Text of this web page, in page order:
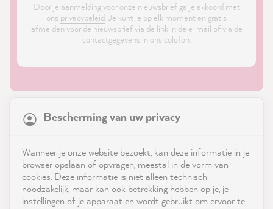
Door je aanmelding voor onze nieuwsbrief ga je akkoord met
ons privacybeleid. Je kunt je op elk moment en gratis
afmelden voor de nieuwsbrief via de link in de e-mail of via de
contactgegevens in ons colofon.
Service
Neem contact op met
Bescherming van uw privacy
Wanneer je onze website bezoekt, kan deze informatie in je
browser opslaan of opvragen, meestal in de vorm van
cookies. Deze informatie is niet alleen technisch
noodzakelijk, maar kan ook betrekking hebben op je, je
instellingen of je apparaat en wordt gebruikt om ervoor te
21,831Reviews
reviews-io